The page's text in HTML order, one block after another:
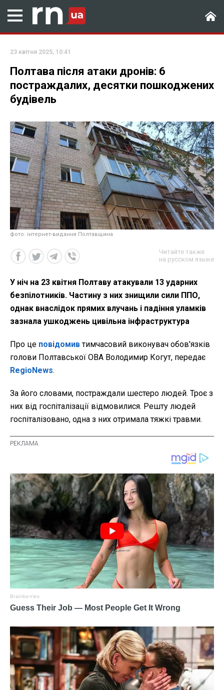
23 квітня 2025, 10:41
Полтава після атаки дронів: 6
постраждалих, десятки пошкоджених
будівель
фото: інтернет-видання Полтавщина
Читайте также
на русском языке
У ніч на 23 квітня Полтаву атакували 13 ударних
безпілотників. Частину з них знищили сили ППО,
однак внаслідок прямих влучань і падіння уламків
зазнала ушкоджень цивільна інфраструктура
Про це повідомивтимчасовий виконувач обов'язків
голови Полтавської ОВА Володимир Когут, передає
RegioNews.
За його словами, постраждали шестеро людей. Троє з
них від госпіталізації відмовилися. Решту людей
госпіталізовано, одна з них отримала тяжкі травми.